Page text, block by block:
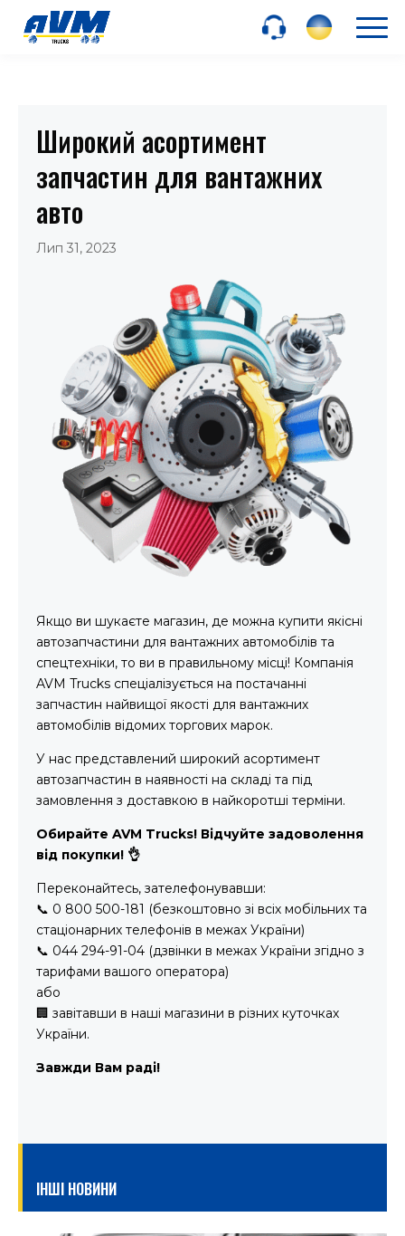
Широкий асортимент
запчастин для вантажних
авто
Лип 31, 2023
Якщо ви шукаєте магазин, де можна купити якісні
автозапчастини для вантажних автомобілів та
спецтехніки, то ви в правильному місці! Компанія
AVM Trucks спеціалізується на постачанні
запчастин найвищої якості для вантажних
автомобілів відомих торгових марок.
У нас представлений широкий асортимент
автозапчастин в наявності на складі та під
замовлення з доставкою в найкоротші терміни.
Обирайте AVM Trucks! Відчуйте задоволення
від покупки! 👌
Переконайтесь, зателефонувавши:
📞 0 800 500-181 (безкоштовно зі всіх мобільних та
стаціонарних телефонів в межах України)
📞 044 294-91-04 (дзвінки в межах України згідно з
тарифами вашого оператора)
або
🏢 завітавши в наші магазини в різних куточках
України.
Завжди Вам раді!
ІНШІ НОВИНИ